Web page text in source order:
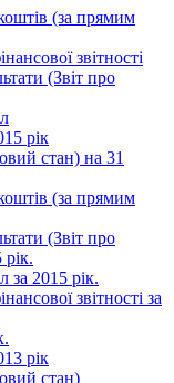
(за прямим
звітності
(Звіт про
рік
стан) на 31
(за прямим
(Звіт про
за 2015 рік.
звітності за
рік
стан)